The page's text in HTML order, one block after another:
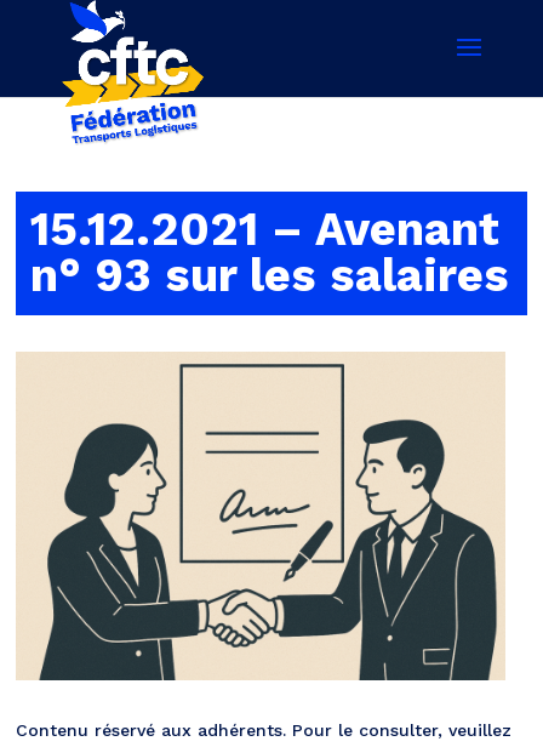
15.12.2021 – Avenant
n° 93 sur les salaires
Contenu réservé aux adhérents. Pour le consulter, veuillez